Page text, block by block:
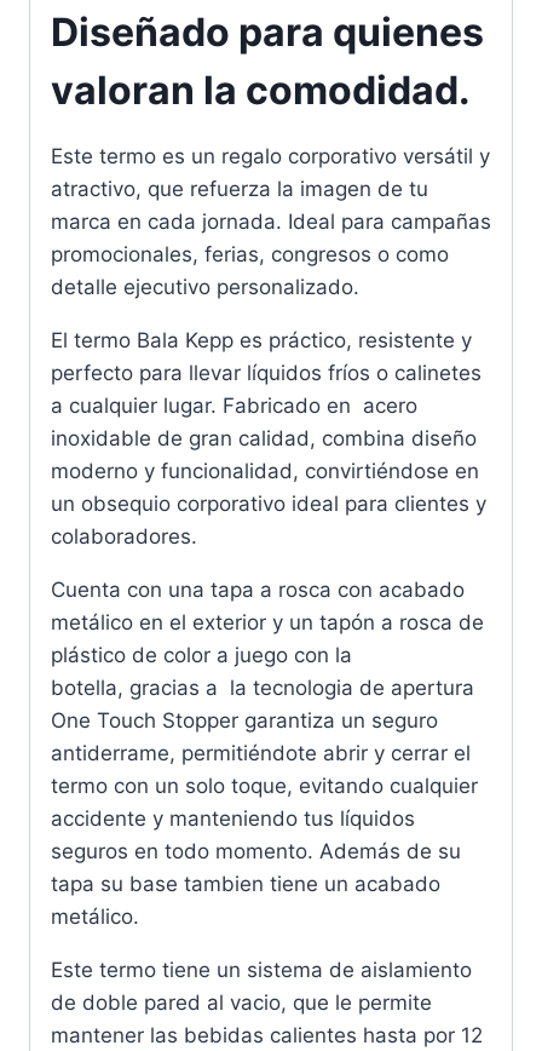
Diseñado para quienes
valoran la comodidad.
Este termo es un regalo corporativo versátil y
atractivo, que refuerza la imagen de tu
marca en cada jornada. Ideal para campañas
promocionales, ferias, congresos o como
detalle ejecutivo personalizado.
El termo Bala Kepp es práctico, resistente y
perfecto para llevar líquidos fríos o calinetes
a cualquier lugar. Fabricado en acero
inoxidable de gran calidad, combina diseño
moderno y funcionalidad, convirtiéndose en
un obsequio corporativo ideal para clientes y
colaboradores.
Cuenta con una tapa a rosca con acabado
metálico en el exterior y un tapón a rosca de
plástico de color a juego con la
botella, gracias a la tecnologia de apertura
One Touch Stopper garantiza un seguro
antiderrame, permitiéndote abrir y cerrar el
termo con un solo toque, evitando cualquier
accidente y manteniendo tus líquidos
seguros en todo momento. Además de su
tapa su base tambien tiene un acabado
metálico.
Este termo tiene un sistema de aislamiento
de doble pared al vacio, que le permite
mantener las bebidas calientes hasta por 12